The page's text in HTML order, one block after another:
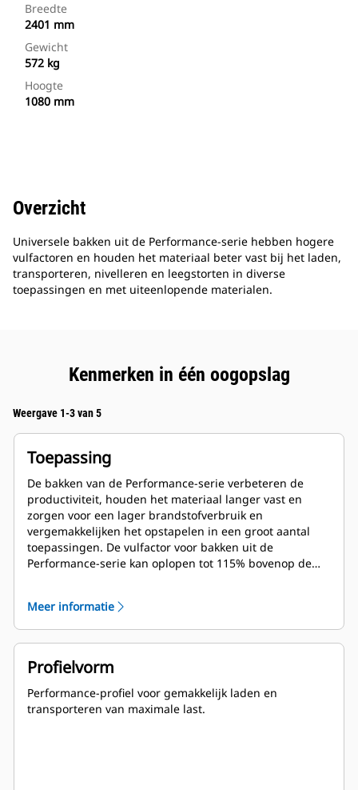
Breedte
2401 mm
Gewicht
572 kg
Hoogte
1080 mm
Overzicht
Universele bakken uit de Performance-serie hebben hogere
vulfactoren en houden het materiaal beter vast bij het laden,
transporteren, nivelleren en leegstorten in diverse
toepassingen en met uiteenlopende materialen.
Kenmerken in één oogopslag
Weergave 1-3 van 5
Toepassing
De bakken van de Performance-serie verbeteren de
productiviteit, houden het materiaal langer vast en
zorgen voor een lager brandstofverbruik en
vergemakkelijken het opstapelen in een groot aantal
toepassingen. De vulfactor voor bakken uit de
Performance-serie kan oplopen tot 115% bovenop de
Meer informatie
Profielvorm
Performance-profiel voor gemakkelijk laden en
transporteren van maximale last.